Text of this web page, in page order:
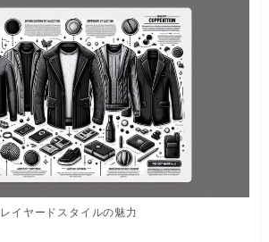
レイヤードスタイルの魅力